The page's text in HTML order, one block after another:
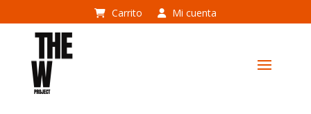
Carrito Mi cuenta